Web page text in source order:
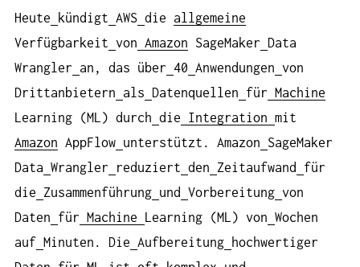
Heute kündigt AWS die allgemeine
Verfügbarkeit von Amazon SageMaker
Data
Wrangler
an, das über 40 Anwendungen von
Drittanbietern
als Datenquellen für Machine
Learning (ML) durch die Integration mit
Amazon AppFlow unterstützt. Amazon
SageMaker
Data Wrangler reduziert den Zeitaufwand
für
die
Zusammenführung und Vorbereitung von
Daten
für Machine Learning (ML) von Wochen
auf Minuten. Die Aufbereitung
hochwertiger